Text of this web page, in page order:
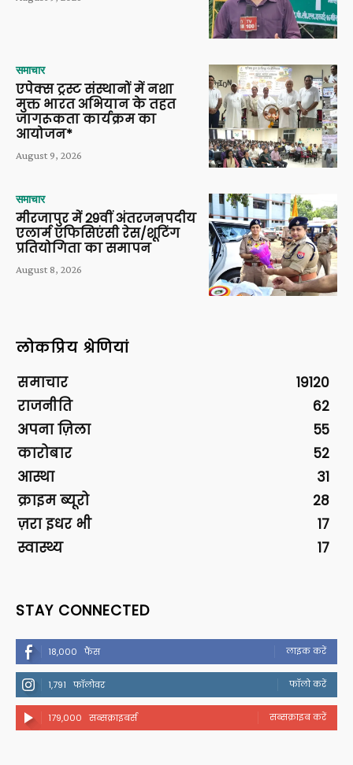
समाचार
एपेक्स ट्रस्ट संस्थानों में नशा
मुक्त भारत अभियान के तहत
जागरूकता कार्यक्रम का
आयोजन*
August 9, 2026
समाचार
मीरजापुर में 29वीं अंतरजनपदीय
एलार्म एफिसिएंसी रेस/शूटिंग
प्रतियोगिता का समापन
August 8, 2026
लोकप्रिय श्रेणियां
समाचार
19120
राजनीति
62
अपना ज़िला
55
कारोबार
52
आस्था
31
क्राइम ब्यूरो
28
ज़रा इधर भी
17
स्वास्थ्य
17
STAY CONNECTED
18,000 फैंस लाइक करें
1,791 फॉलोवर फॉलो करें
179,000 सब्सक्राइबर्स सब्सक्राइब करें